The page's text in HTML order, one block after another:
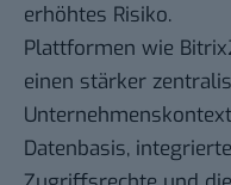
erhöhtes Risiko.
Plattformen wie
einen stärker
Datenbasis,